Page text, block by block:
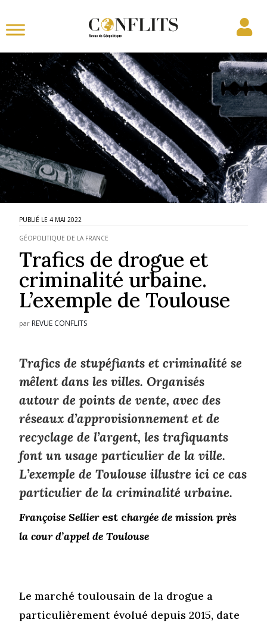
4 MAI 2022
GÉOPOLITIQUE DE LA FRANCE
Trafics de drogue et
criminalité urbaine.
L’exemple de Toulouse
par REVUE CONFLITS
Trafics de stupéfiants et criminalité se
mêlent dans les villes. Organisés
autour de points de vente, avec des
réseaux d’approvisionnement et de
recyclage de l’argent, les trafiquants
font un usage particulier de la ville.
L’exemple de Toulouse illustre ici ce cas
particulier de la criminalité urbaine.
Françoise Sellierest chargée de mission près
la cour d’appel de Toulouse
Le marché toulousain de la drogue a
particulièrement évolué depuis 2015, date